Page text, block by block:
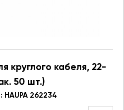
круглого кабеля, 22-
50 шт.)
HAUPA 262234